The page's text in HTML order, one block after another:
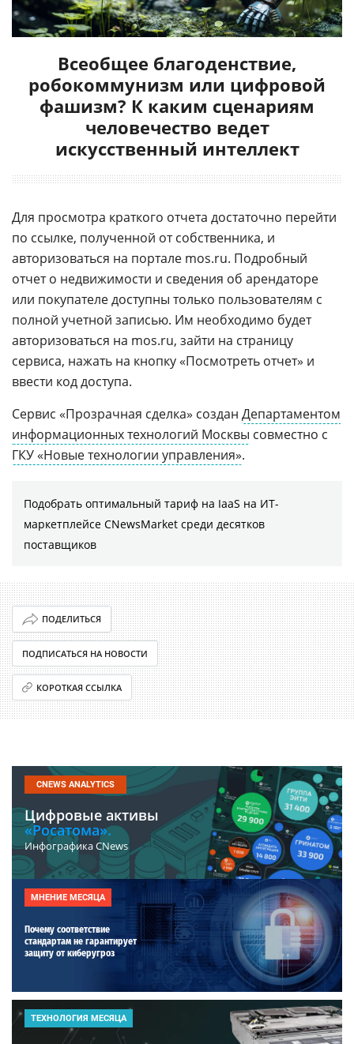
Всеобщее благоденствие,
робокоммунизм или цифровой
фашизм? К каким сценариям
человечество ведет
искусственный интеллект
Для просмотра краткого отчета достаточно перейти
по ссылке, полученной от собственника, и
авторизоваться на портале mos.ru. Подробный
отчет о недвижимости и сведения об арендаторе
или покупателе доступны только пользователям с
полной учетной записью. Им необходимо будет
авторизоваться на mos.ru, зайти на страницу
сервиса, нажать на кнопку «Посмотреть отчет» и
ввести код доступа.
Сервис «Прозрачная сделка» создан Департаментом
информационных технологий Москвы совместно с
ГКУ «Новые технологии управления».
Подобрать оптимальный тариф на IaaS на ИТ-
маркетплейсе CNewsMarket среди десятков
поставщиков
ПОДЕЛИТЬСЯ
ПОДПИСАТЬСЯ НА НОВОСТИ
КОРОТКАЯ ССЫЛКА
CNEWS ANALYTICS
Цифровые активы
«Росатома».
Инфографика CNews
МНЕНИЕ МЕСЯЦА
Почему соответствие
стандартам не гарантирует
защиту от киберугроз
ТЕХНОЛОГИЯ МЕСЯЦА